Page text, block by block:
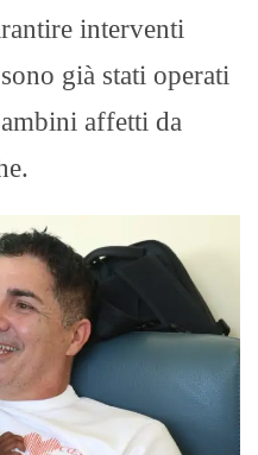
interventi
già stati operati
affetti da